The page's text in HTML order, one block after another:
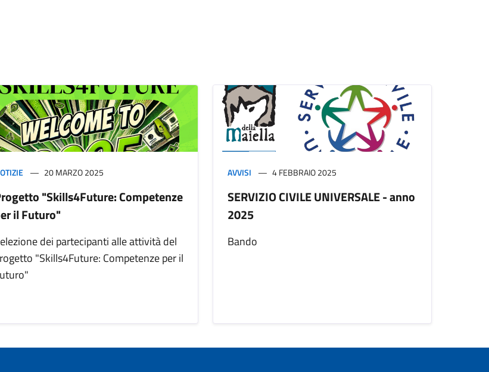
20 MARZO 2025
"Skills4Future: Competenze
il Futuro"
dei partecipanti alle attività del
"Skills4Future: Competenze per il
AVVISI 4 FEBBRAIO 2025
SERVIZIO CIVILE UNIVERSALE - anno
2025
Bando